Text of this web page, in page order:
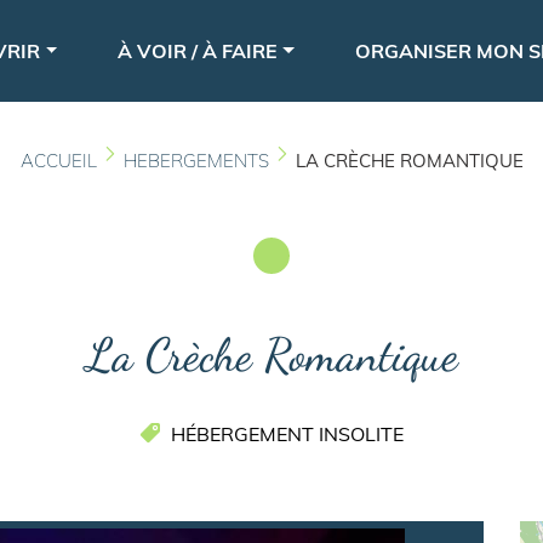
au
principal
À VOIR / À FAIRE ORGANISER MON
ACCUEIL HEBERGEMENTS LA CRÈCHE ROMANTIQUE
La Crèche Romantique
HÉBERGEMENT INSOLITE